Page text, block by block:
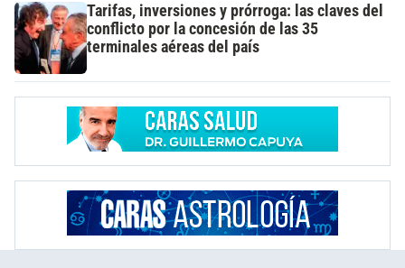
Tarifas, inversiones y prórroga: las claves del
conflicto por la concesión de las 35
terminales aéreas del país